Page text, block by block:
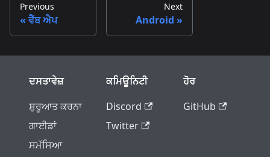
Previous
ਵੈੱਬ ਐਪ
Next
Android
ਦਸਤਾਵੇਜ਼
ਸ਼ੁਰੂਆਤ ਕਰਨਾ
ਗਾਈਡਾਂ
ਸਮੱਸਿਆ
ਕਮਿਊਨਿਟੀ
Discord
Twitter
ਹੋਰ
GitHub